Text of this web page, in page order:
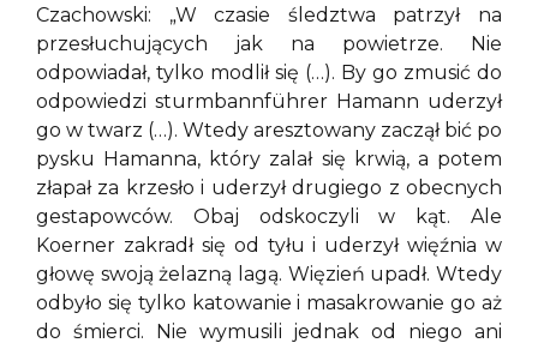
Czachowski: „W czasie śledztwa patrzył na
przesłuchujących jak na powietrze. Nie
odpowiadał, tylko modlił się (…). By go zmusić do
odpowiedzi sturmbannführer Hamann uderzył
go w twarz (…). Wtedy aresztowany zaczął bić po
pysku Hamanna, który zalał się krwią, a potem
złapał za krzesło i uderzył drugiego z obecnych
gestapowców. Obaj odskoczyli w kąt. Ale
Koerner zakradł się od tyłu i uderzył więźnia w
głowę swoją żelazną lagą. Więzień upadł. Wtedy
odbyło się tylko katowanie i masakrowanie go aż
do śmierci. Nie wymusili jednak od niego ani